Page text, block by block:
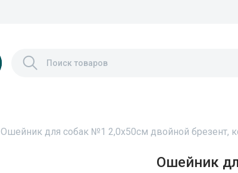
Ошейник для собак №1 2,0х50см двойной брезент,
Ошейник